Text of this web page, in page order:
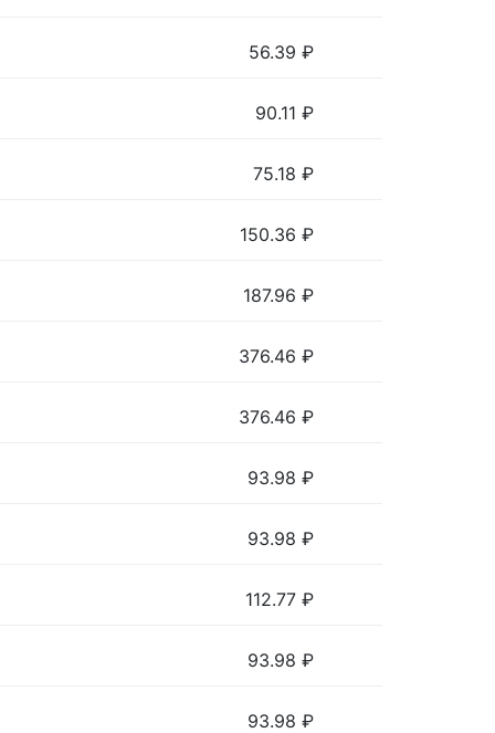
56.39 ₽
90.11 ₽
75.18 ₽
150.36 ₽
187.96 ₽
376.46 ₽
376.46 ₽
93.98 ₽
93.98 ₽
112.77 ₽
93.98 ₽
93.98 ₽